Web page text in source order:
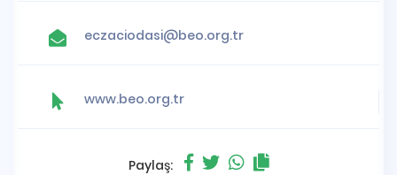
eczaciodasi@beo.org.tr
www.beo.org.tr
Paylaş: